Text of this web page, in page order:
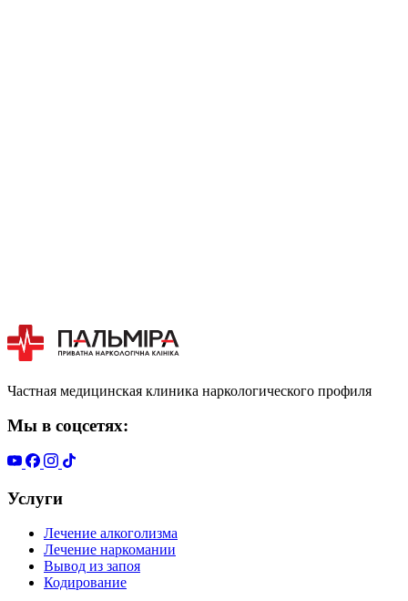
Частная медицинская клиника наркологического профиля
Мы в соцсетях:
Услуги
Лечение алкоголизма
Лечение наркомании
Вывод из запоя
Кодирование